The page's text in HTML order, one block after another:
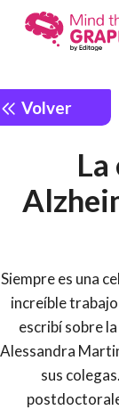
Volver
Siempre es una
increíble
escribí sobre
Alessandra
sus